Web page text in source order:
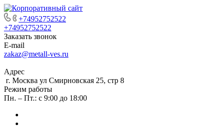
+74952752522
+74952752522
Заказать звонок
E-mail
zakaz@metall-ves.ru
Адрес
г. Москва ул Смирновская 25, стр 8
Режим работы
Пн. – Пт.: с 9:00 до 18:00